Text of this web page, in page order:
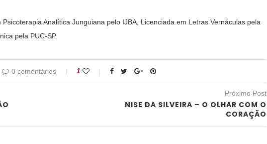
Analítica Junguiana pelo IJBA, Licenciada em Letras Vernáculas pela
pela PUC-SP.
0 comentários 1
Próximo Post
NISE DA SILVEIRA – O OLHAR COM O
CORAÇÃO